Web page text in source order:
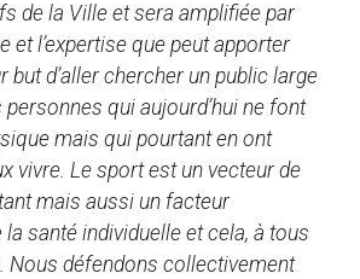
de la Ville et sera amplifiée par
et l’expertise que peut apporter
but d’aller chercher un public large
qui aujourd’hui ne font
mais qui pourtant en ont
vivre. Le sport est un vecteur de
mais aussi un facteur
la santé individuelle et cela, à tous
Nous défendons collectivement